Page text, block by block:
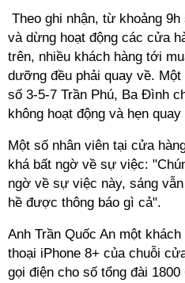
Theo ghi nhận, từ khoảng
và dừng hoạt động các cửa
trên, nhiều khách hàng tới
dưỡng đều phải quay về.
số 3-5-7 Trần Phú, Ba Đình
không hoạt động và hẹn
Một số nhân viên tại cửa
khá bất ngờ về sự việc:
ngờ về sự việc này, sáng
hề được thông báo gì cả".
Anh Trần Quốc An một
thoại iPhone 8+ của chuỗi
gọi điện cho số tổng đài